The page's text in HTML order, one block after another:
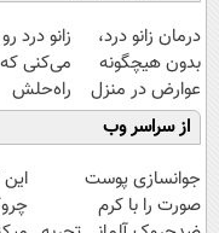
درمان زانو درد،
بدون هیچگونه
عوارض در منزل
(◂پرسش‌نامه)
زانو درد
می‌کنی
راه‌حلش
از سراسر وب
جوانسازی پوست
صورت را با کرم